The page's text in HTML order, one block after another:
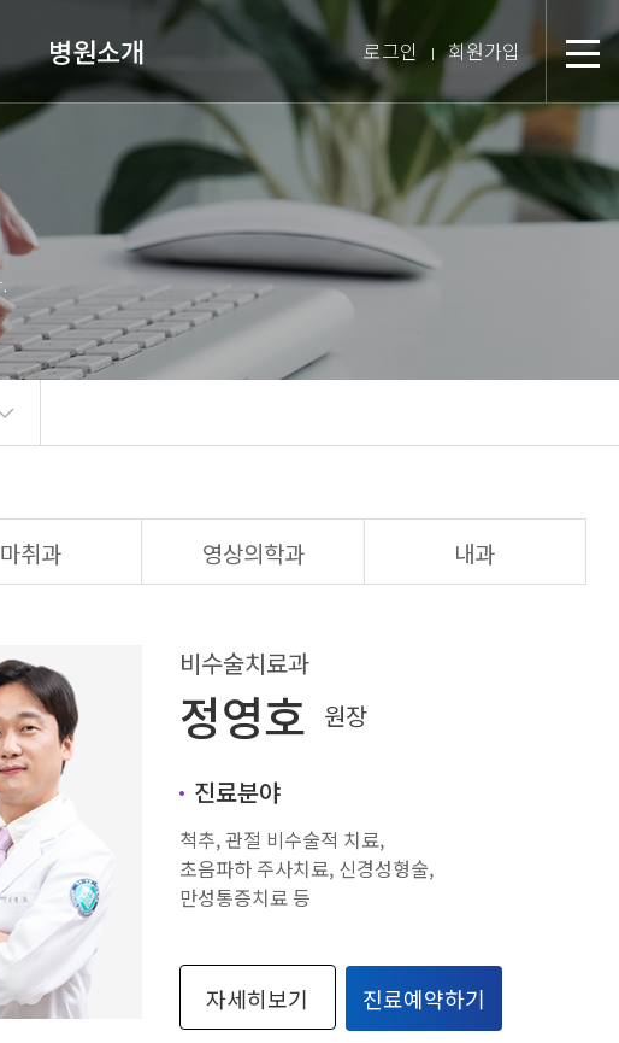
분
병원소개
병원장 인사말
미션 & 핵심경영방침
척병원 스토리
스텝 소개
의료장비 소개
로그인 회원가입
마취과 영상의학과 내과
비수술치료과
정영호 원장
진료분야
척추, 관절 비수술적 치료,
초음파하 주사치료, 신경성형술,
만성통증치료 등
자세히보기 진료예약하기